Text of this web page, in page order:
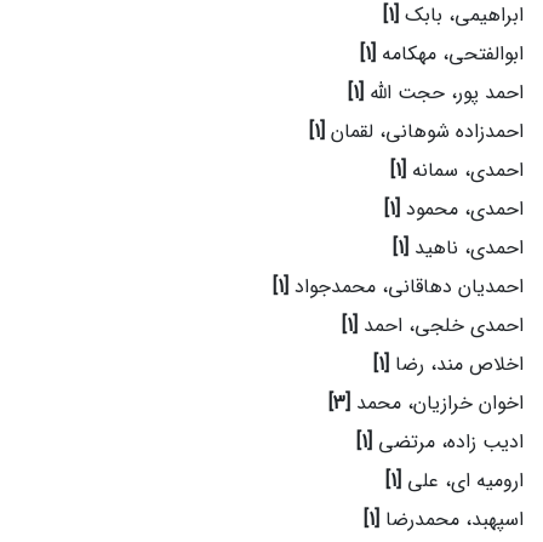
ابراهیمی، بابک [1]
ابوالفتحی، مهکامه [1]
احمد پور، حجت الله [1]
احمدزاده شوهانی، لقمان [1]
احمدی، سمانه [1]
احمدی، محمود [1]
احمدی، ناهید [1]
احمدیان دهاقانی، محمدجواد [1]
احمدی خلجی، احمد [1]
اخلاص مند، رضا [1]
اخوان خرازیان، محمد [3]
ادیب زاده، مرتضی [1]
ارومیه ای، علی [1]
اسپهبد، محمدرضا [1]